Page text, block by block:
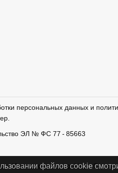
персональных данных и
ЭЛ № ФС 77 - 85663
Использование cookies
файлов cookie